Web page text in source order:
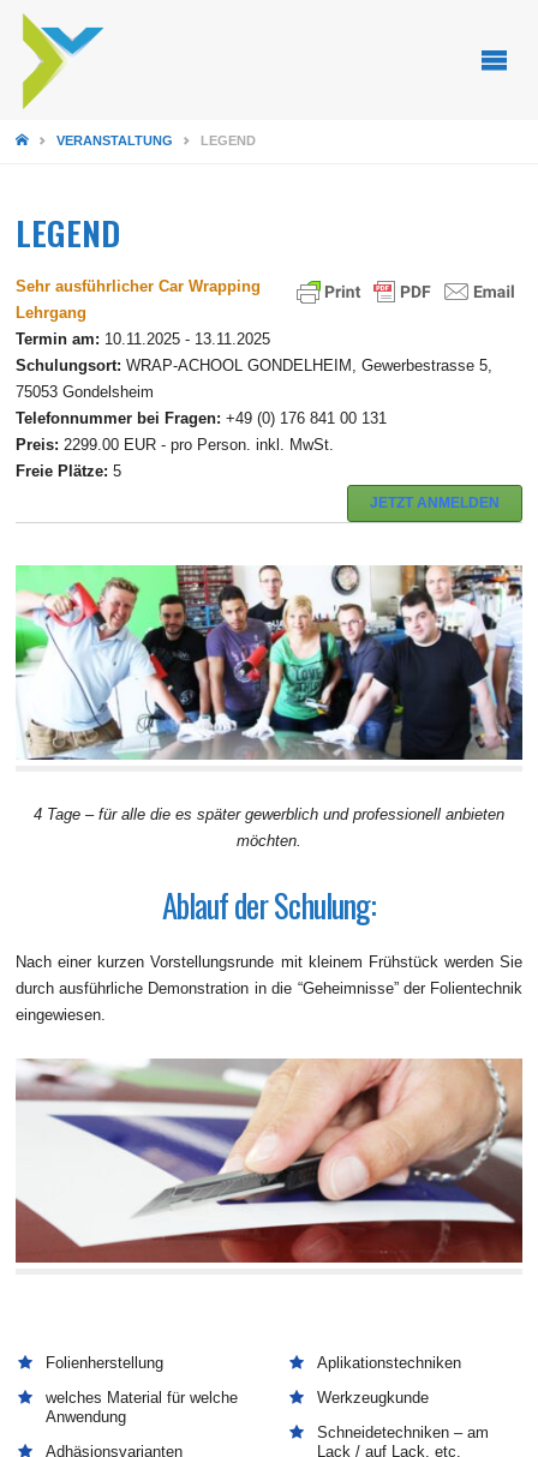
STARTSEITE
VERANSTALTUNG LEGEND
LEGEND
Sehr ausführlicher Car Wrapping
Lehrgang
Termin am: 10.11.2025 - 13.11.2025
Schulungsort: WRAP-ACHOOL GONDELHEIM, Gewerbestrasse 5,
75053 Gondelsheim
Telefonnummer bei Fragen: +49 (0) 176 841 00 131
Preis: 2299.00 EUR - pro Person. inkl. MwSt.
Freie Plätze: 5
JETZT ANMELDEN
4 Tage – für alle die es später gewerblich und professionell anbieten
möchten.
Ablauf der Schulung:
Nach einer kurzen Vorstellungsrunde mit kleinem Frühstück werden Sie
durch ausführliche Demonstration in die “Geheimnisse” der Folientechnik
eingewiesen.
Folienherstellung
welches Material für welche
Anwendung
Adhäsionsvarianten
Aplikationstechniken
Werkzeugkunde
Schneidetechniken – am
Lack / auf Lack, etc.